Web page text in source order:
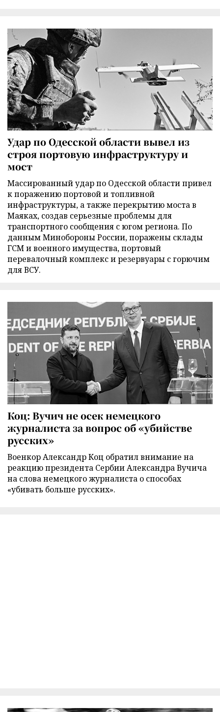
Удар по Одесской области вывел из
строя портовую инфраструктуру и
мост
Массированный удар по Одесской области привел
к поражению портовой и топливной
инфраструктуры, а также перекрытию моста в
Маяках, создав серьезные проблемы для
транспортного сообщения с югом региона. По
данным Минобороны России, поражены склады
ГСМ и военного имущества, портовый
перевалочный комплекс и резервуары с горючим
для ВСУ.
Коц: Вучич не осек немецкого
журналиста за вопрос об «убийстве
русских»
Военкор Александр Коц обратил внимание на
реакцию президента Сербии Александра Вучича
на слова немецкого журналиста о способах
«убивать больше русских».